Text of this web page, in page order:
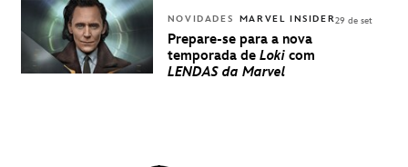
NOVIDADES MARVEL INSIDER
Prepare-se para a nova
temporada de Loki com
LENDAS da Marvel
29 de set